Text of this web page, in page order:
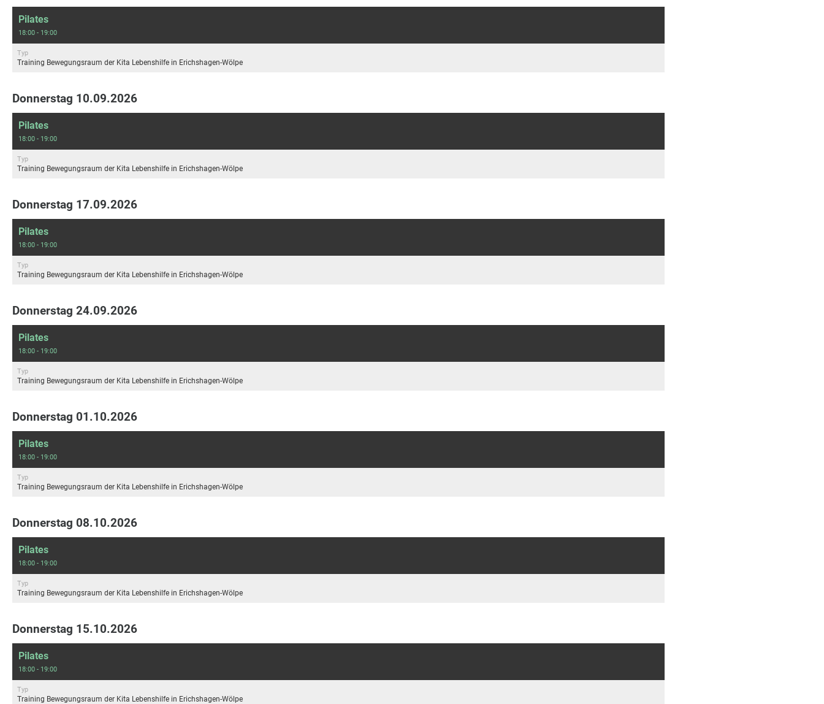
Pilates
18:00 - 19:00
Typ
Training Bewegungsraum der Kita Lebenshilfe in Erichshagen-Wölpe
Donnerstag 10.09.2026
Pilates
18:00 - 19:00
Typ
Training Bewegungsraum der Kita Lebenshilfe in Erichshagen-Wölpe
Donnerstag 17.09.2026
Pilates
18:00 - 19:00
Typ
Training Bewegungsraum der Kita Lebenshilfe in Erichshagen-Wölpe
Donnerstag 24.09.2026
Pilates
18:00 - 19:00
Typ
Training Bewegungsraum der Kita Lebenshilfe in Erichshagen-Wölpe
Donnerstag 01.10.2026
Pilates
18:00 - 19:00
Typ
Training Bewegungsraum der Kita Lebenshilfe in Erichshagen-Wölpe
Donnerstag 08.10.2026
Pilates
18:00 - 19:00
Typ
Training Bewegungsraum der Kita Lebenshilfe in Erichshagen-Wölpe
Donnerstag 15.10.2026
Pilates
18:00 - 19:00
Typ
Training Bewegungsraum der Kita Lebenshilfe in Erichshagen-Wölpe